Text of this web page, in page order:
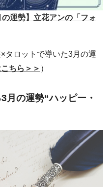
運勢】立花アンの「フォ
ロットで導いた3月の運
ちら＞＞ ）
月の運勢“ハッピー・